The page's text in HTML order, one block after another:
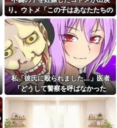
た。妻の疑いの視線の中、昔捨
てずに残していた『〇〇』を持
ち出した結果←修理屋のオッサ
ンの技術力とノリが神すぎる
【呆然】5年不倫がバレた旦那
が泣きながら告白、その理由が
こちらｗｗｗｗ
【画像】温泉の中でこれやる
奴ｗｗｗｗｗｗｗｗｗ
軽く熱中症の手前かな？と思
ったらすること
出された物を食べずに文句ば
っかりの子供にうんざり。もう
毎日冷凍チャーハンとコーンフ
レークでいいかな？
り。ウトメ「この子はあなたたちの
子として育てて」旦那「ありがと
う」私「勝手に決めないで！」→修
羅場になり…
私「彼氏に殴られました…」医者
「どうして警察を呼ばなかった
の？」→医師の厳しい一言で考え方
が変わり…